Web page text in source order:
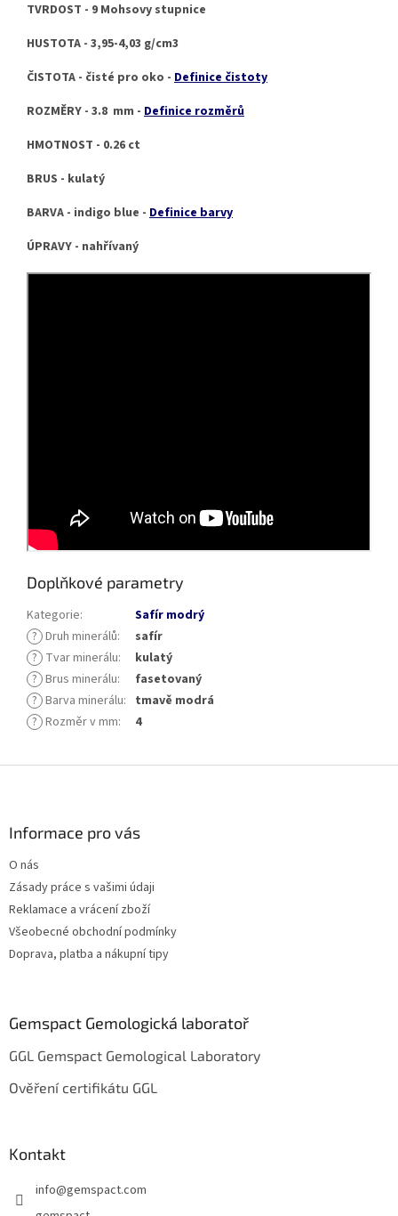
TVRDOST - 9 Mohsovy stupnice
HUSTOTA - 3,95-4,03 g/cm3
ČISTOTA - čisté pro oko - Definice čistoty
ROZMĚRY - 3.8 mm - Definice rozměrů
HMOTNOST - 0.26 ct
BRUS - kulatý
BARVA - indigo blue - Definice barvy
ÚPRAVY - nahřívaný
Doplňkové parametry
Kategorie:
Safír modrý
? Druh minerálů:
safír
? Tvar minerálu:
kulatý
? Brus minerálu:
fasetovaný
? Barva minerálu: tmavě modrá
? Rozměr v mm: 4
Informace pro vás
O nás
Zásady práce s vašimi údaji
Reklamace a vrácení zboží
Všeobecné obchodní podmínky
Doprava, platba a nákupní tipy
Gemspact Gemologická laboratoř
GGL Gemspact Gemological Laboratory
Ověření certifikátu GGL
Kontakt
info@gemspact.com